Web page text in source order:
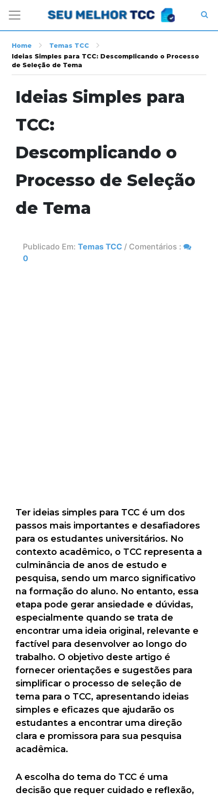
Home
Temas TCC
Ideias Simples para TCC: Descomplicando o Processo
de Seleção de Tema
Ideias Simples para
TCC:
Descomplicando o
Processo de Seleção
de Tema
Publicado Em: Temas TCC / Comentários :
0
Ter ideias simples para TCC é um dos
passos mais importantes e desafiadores
para os estudantes universitários. No
contexto acadêmico, o TCC representa a
culminância de anos de estudo e
pesquisa, sendo um marco significativo
na formação do aluno. No entanto, essa
etapa pode gerar ansiedade e dúvidas,
especialmente quando se trata de
encontrar uma ideia original, relevante e
factível para desenvolver ao longo do
trabalho. O objetivo deste artigo é
fornecer orientações e sugestões para
simplificar o processo de seleção de
tema para o TCC, apresentando ideias
simples e eficazes que ajudarão os
estudantes a encontrar uma direção
clara e promissora para sua pesquisa
acadêmica.
A escolha do tema do TCC é uma
decisão que requer cuidado e reflexão,